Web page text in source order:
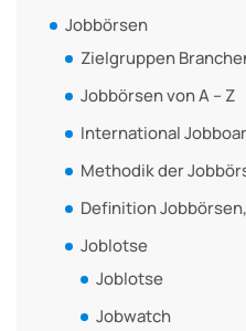
Jobbörsen
Zielgruppen
Jobbörsen von A – Z
International
Methodik der
Definition
Joblotse
Joblotse
Jobwatch